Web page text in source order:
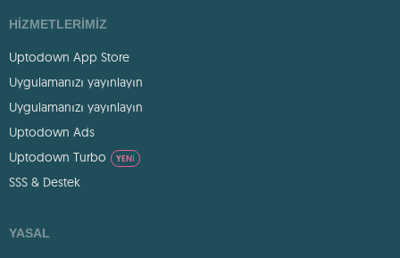
HIZMETLERIMIZ
Uptodown App Store
Uygulamanızı yayınlayın
Uygulamanızı yayınlayın
Uptodown Ads
Uptodown Turbo
YENI
SSS & Destek
YASAL